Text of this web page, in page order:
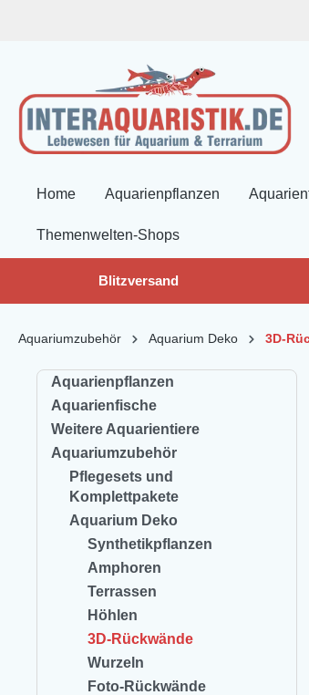
Home Aquarienpflanzen
Themenwelten-Shops
Blitzversand
Aquariumzubehör Aquarium Deko 3D-
Aquarienpflanzen
Aquarienfische
Weitere Aquarientiere
Aquariumzubehör
Pflegesets und
Komplettpakete
Aquarium Deko
Synthetikpflanzen
Amphoren
Terrassen
Höhlen
3D-Rückwände
Wurzeln
Foto-Rückwände